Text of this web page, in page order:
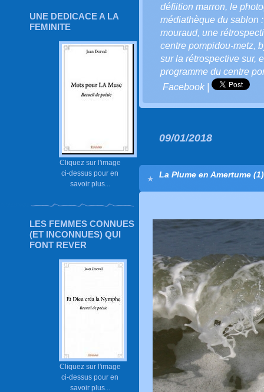
UNE DEDICACE A LA
FEMINITE
Cliquez sur l'image
ci-dessus pour en
savoir plus...
LES FEMMES CONNUES
(ET INCONNUES) QUI
FONT REVER
Cliquez sur l'image
ci-dessus pour en
savoir plus...
défiition marron, le
médiathèque du sablon
mouraud, une
centre pompidou-metz,
sur la rétrospective sur,
programme du centre
Facebook|
09/01/2018
La Plume en Amertume (1)